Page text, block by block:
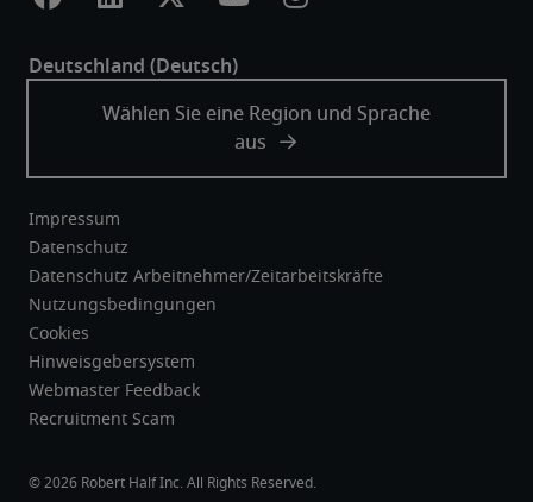
Impressum
Datenschutz
Datenschutz Arbeitnehmer/Zeitarbeitskräfte
Nutzungsbedingungen
Cookies
Hinweisgebersystem
Webmaster Feedback
Recruitment Scam